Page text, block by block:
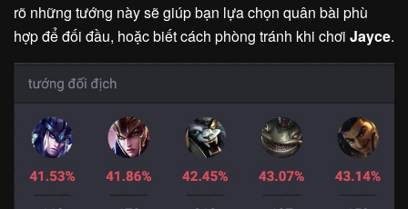
rõ những tướng này sẽ giúp bạn lựa chọn quân bài phù
hợp để đối đầu, hoặc biết cách phòng tránh khi chơi Jayce.